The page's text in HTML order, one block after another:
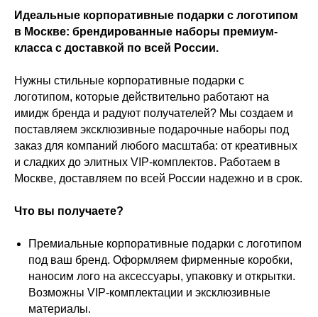
БРЕНДИРОВАНИЕ
От классического логотипа на этикетке до полного
кастомизации формы и цвета. Ваша идея — наше